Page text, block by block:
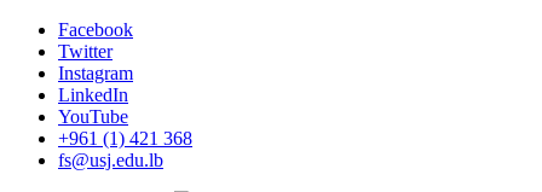
Facebook
Twitter
Instagram
LinkedIn
YouTube
+961 (1) 421 368
fs@usj.edu.lb